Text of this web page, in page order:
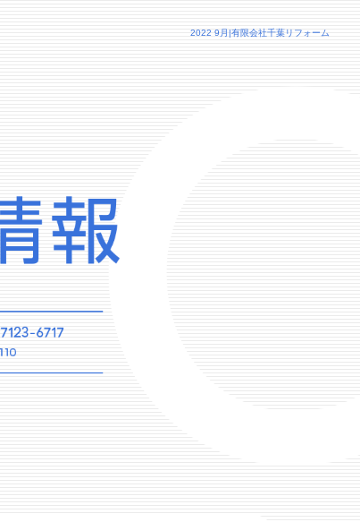
2022 9月|有限会社千葉リフォーム